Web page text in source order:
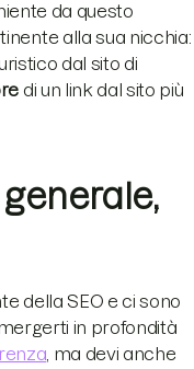
da questo
alla sua nicchia:
dal sito di
di un link dal sito più
della SEO e ci sono
in profondità
, ma devi anche